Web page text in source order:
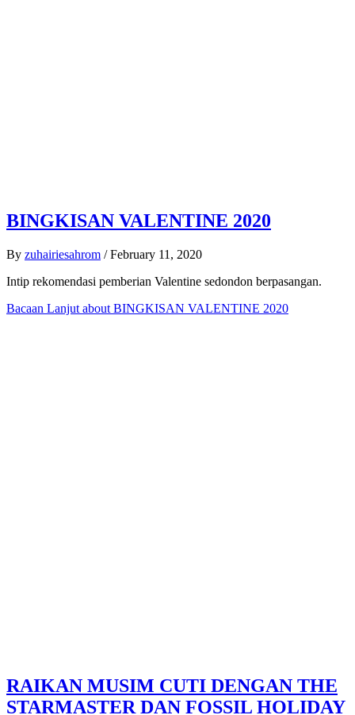
BINGKISAN VALENTINE 2020
By zuhairiesahrom / February 11, 2020
Intip rekomendasi pemberian Valentine sedondon berpasangan.
Bacaan Lanjut about BINGKISAN VALENTINE 2020
RAIKAN MUSIM CUTI DENGAN THE
STARMASTER DAN FOSSIL HOLIDAY